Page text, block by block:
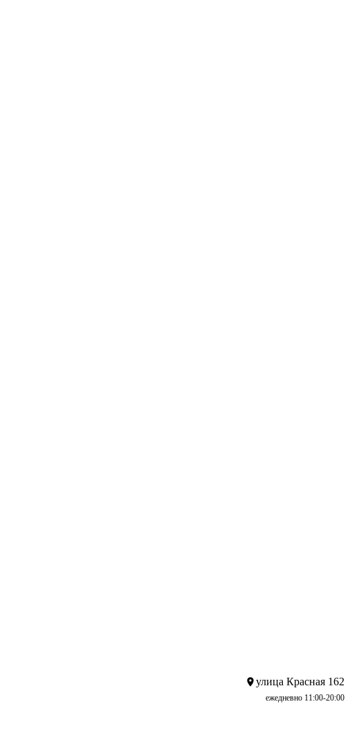
улица Красная 162
ежедневно 11:00-20:00